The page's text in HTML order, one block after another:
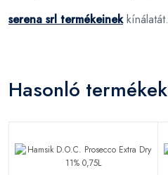
serena srl termékeinekkínálatát.
Hasonló termékek